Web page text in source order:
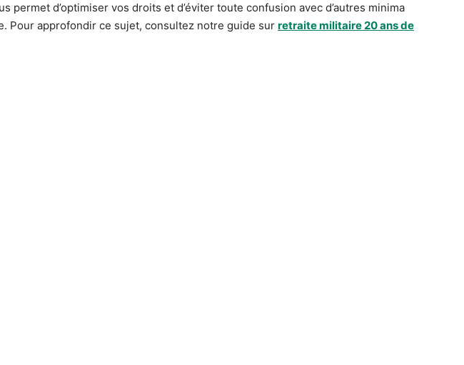
d’optimiser vos droits et d’éviter toute confusion avec d’autres minima
Pour approfondir ce sujet, consultez notre guide sur retraite militaire 20 ans de